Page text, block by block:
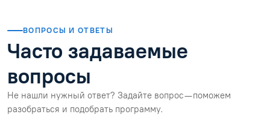
ВОПРОСЫ И ОТВЕТЫ
Часто задаваемые
вопросы
Не нашли нужный ответ? Задайте вопрос — поможем
разобраться и подобрать программу.